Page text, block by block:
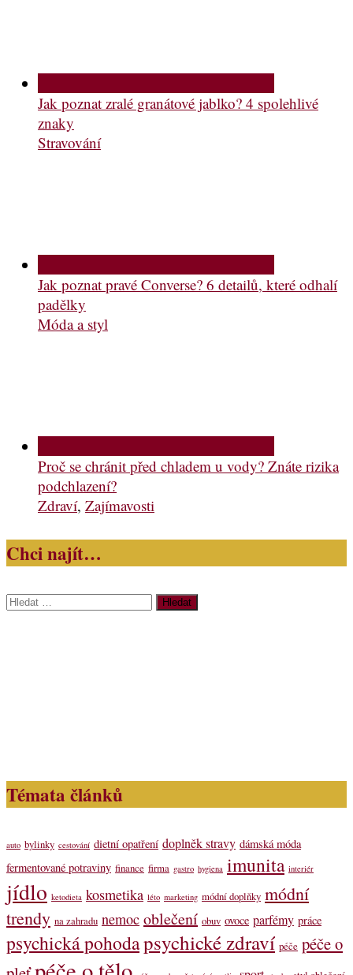
Jak poznat zralé granátové jablko? 4 spolehlivé
znaky
Stravování
Jak poznat pravé Converse? 6 detailů, které odhalí
padělky
Móda a styl
Proč se chránit před chladem u vody? Znáte rizika
podchlazení?
Zdraví, Zajímavosti
Chci najít…
Vyhledávání
Témata článků
auto bylinky cestování dietní opatření doplněk stravy dámská móda
fermentované potraviny finance firma gastro hygiena imunita interiér
jídlo ketodieta kosmetika léto marketing módní doplňky módní
trendy na zahradu nemoc oblečení obuv ovoce parfémy práce
psychická pohodapsychické zdraví péče péče o